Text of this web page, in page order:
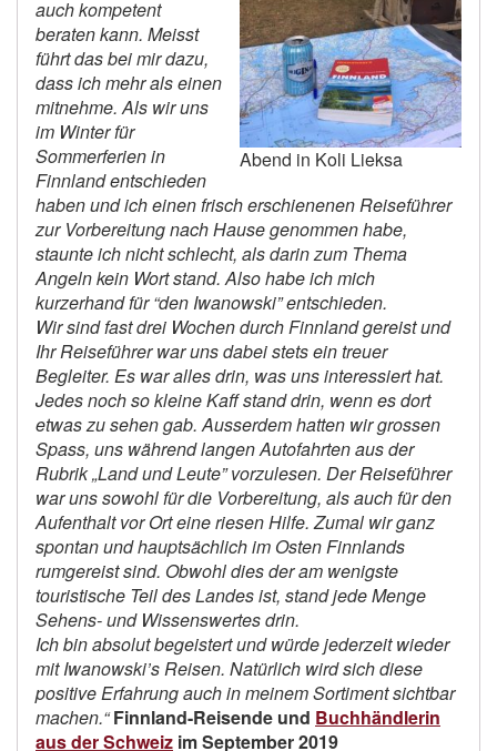
Abend in Koli Lieksa
auch kompetent
beraten kann. Meisst
führt das bei mir dazu,
dass ich mehr als einen
mitnehme. Als wir uns
im Winter für
Sommerferien in
Finnland entschieden
haben und ich einen frisch erschienenen Reiseführer
zur Vorbereitung nach Hause genommen habe,
staunte ich nicht schlecht, als darin zum Thema
Angeln kein Wort stand. Also habe ich mich
kurzerhand für “den Iwanowski” entschieden.
Wir sind fast drei Wochen durch Finnland gereist und
Ihr Reiseführer war uns dabei stets ein treuer
Begleiter. Es war alles drin, was uns interessiert hat.
Jedes noch so kleine Kaff stand drin, wenn es dort
etwas zu sehen gab. Ausserdem hatten wir grossen
Spass, uns während langen Autofahrten aus der
Rubrik „Land und Leute” vorzulesen. Der Reiseführer
war uns sowohl für die Vorbereitung, als auch für den
Aufenthalt vor Ort eine riesen Hilfe. Zumal wir ganz
spontan und hauptsächlich im Osten Finnlands
rumgereist sind. Obwohl dies der am wenigste
touristische Teil des Landes ist, stand jede Menge
Sehens- und Wissenswertes drin.
Ich bin absolut begeistert und würde jederzeit wieder
mit Iwanowski’s Reisen. Natürlich wird sich diese
positive Erfahrung auch in meinem Sortiment sichtbar
machen.“ Finnland-Reisende und Buchhändlerin
aus der Schweiz im September 2019